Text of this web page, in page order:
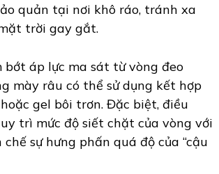
quản tại nơi khô ráo, tránh xa
trời gay gắt.
bớt áp lực ma sát từ vòng đeo
mày râu có thể sử dụng kết hợp
gel bôi trơn. Đặc biệt, điều
trì mức độ siết chặt của vòng với
sự hưng phấn quá độ của “cậu